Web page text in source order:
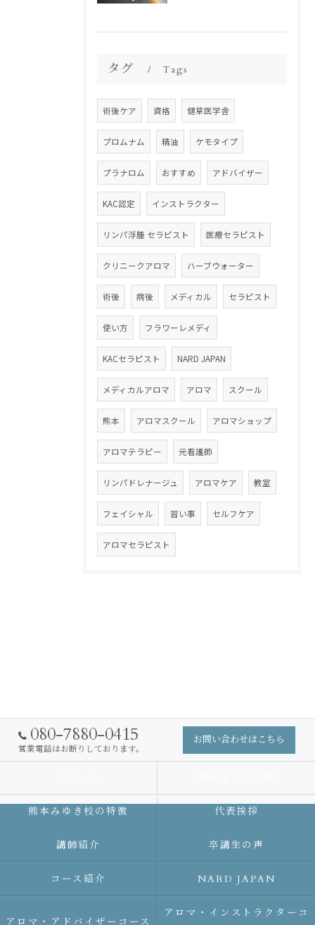
タグ Tags
術後ケア 資格 健草医学舎
プロムナム 精油 ケモタイプ
プラナロム おすすめ アドバイザー
KAC認定 インストラクター
リンパ浮腫 セラピスト 医療セラピスト
クリニークアロマ ハーブウォーター
術後 病後 メディカル セラピスト
使い方 フラワーレメディ
KACセラピスト NARD JAPAN
メディカルアロマ アロマ スクール
熊本 アロマスクール アロマショップ
アロマテラピー 元看護師
リンパドレナージュ アロマケア 教室
フェイシャル 習い事 セルフケア
アロマセラピスト
080-7880-0415
営業電話はお断りしております。
お問い合わせはこちら
熊本みゆき校の特徴 代表挨拶
講師紹介 卒講生の声
コース紹介 NARD JAPAN
アロマ・アドバイザーコース
アロマ・インストラクターコ